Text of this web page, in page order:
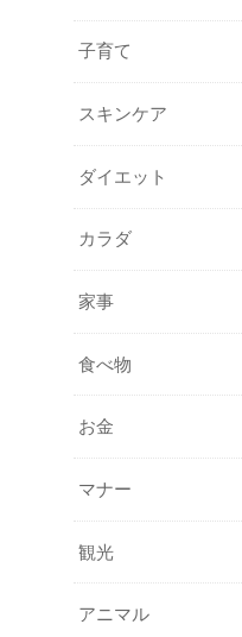
子育て
スキンケア
ダイエット
カラダ
家事
食べ物
お金
マナー
観光
アニマル